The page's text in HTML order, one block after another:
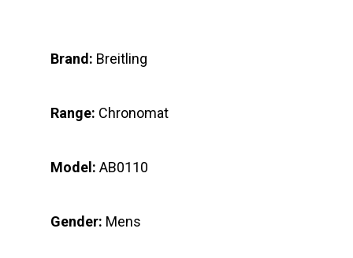
Brand: Breitling
Range: Chronomat
Model: AB0110
Gender: Mens